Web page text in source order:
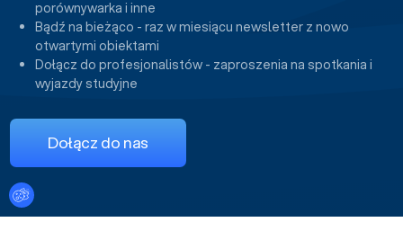
porównywarka i inne
Bądź na bieżąco - raz w miesiącu newsletter z nowo
otwartymi obiektami
Dołącz do profesjonalistów - zaproszenia na spotkania i
wyjazdy studyjne
Dołącz do nas
Ustawienia plików cookies